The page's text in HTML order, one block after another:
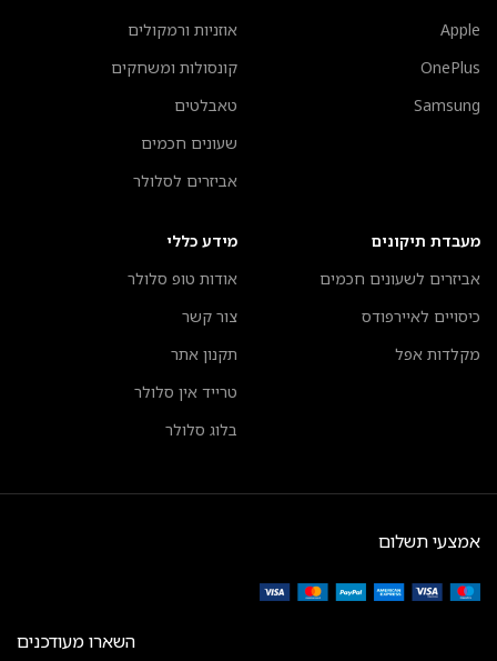
Apple
OnePlus
Samsung
אוזניות ורמקולים
קונסולות ומשחקים
טאבלטים
שעונים חכמים
אביזרים לסלולר
מעבדת תיקונים
אביזרים לשעונים חכמים
כיסויים לאיירפודס
מקלדות אפל
מידע כללי
אודות טופ סלולר
צור קשר
תקנון אתר
טרייד אין סלולר
בלוג סלולר
אמצעי תשלום
השארו מעודכנים